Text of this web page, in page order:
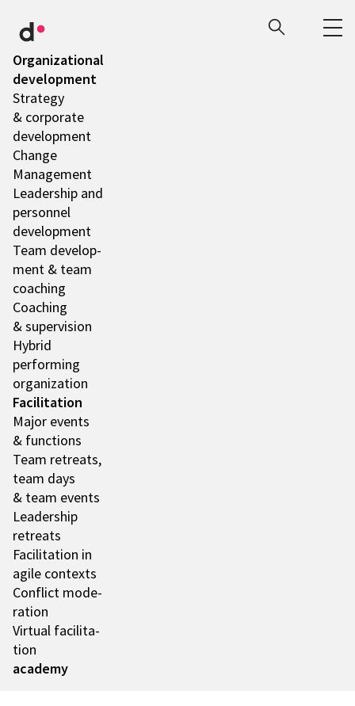
Orga­niza­tio­nal
deve­lo­p­ment
Stra­tegy
& corpo­rate
deve­lo­p­ment
Change
Manage­ment
Leader­ship and
person­nel
deve­lo­p­ment
Team deve­lo­p­
ment & team
coaching
Coaching
& super­vi­sion
Hybrid
performing
orga­niza­tion
Faci­li­ta­tion
Major events
& func­tions
Team retre­ats,
team days
& team events
Leader­ship
retre­ats
Faci­li­ta­tion in
agile contexts
Conflict mode­
ra­tion
Virtual faci­li­ta­
tion
academy